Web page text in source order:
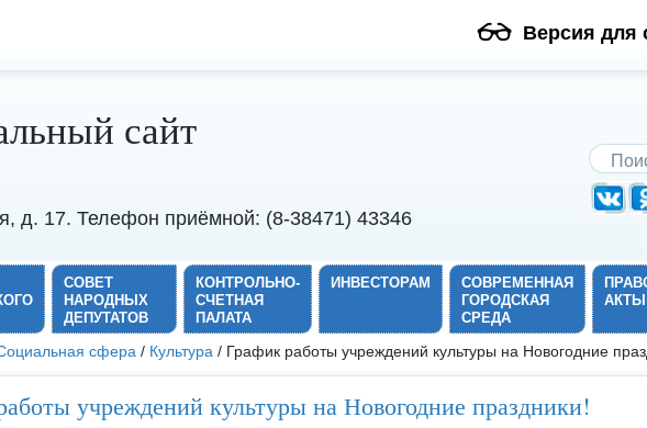
Версия для
сайт
д. 17. Телефон приёмной: (8-38471) 43346
СОВЕТ
НАРОДНЫХ
ДЕПУТАТОВ
КОНТРОЛЬНО-
СЧЕТНАЯ
ПАЛАТА
ИНВЕСТОРАМ
СОВРЕМЕННАЯ
ГОРОДСКАЯ
СРЕДА
АКТЫ
сфера / Культура / График работы учреждений культуры на Новогодние
учреждений культуры на Новогодние праздники!